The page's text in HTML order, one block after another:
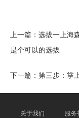
上一篇： 选拔一上海
是个可以的选拔
下一篇： 第三步：掌
关于我们 服务